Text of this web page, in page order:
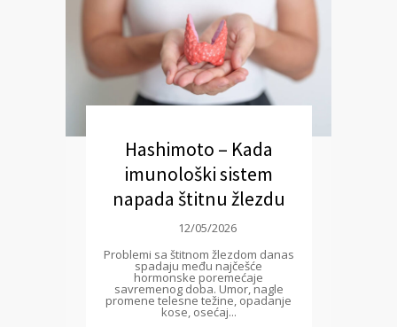
Hashimoto – Kada
imunološki sistem
napada štitnu žlezdu
12/05/2026
Problemi sa štitnom žlezdom danas
spadaju među najčešće
hormonske poremećaje
savremenog doba. Umor, nagle
promene telesne težine, opadanje
kose, osećaj...